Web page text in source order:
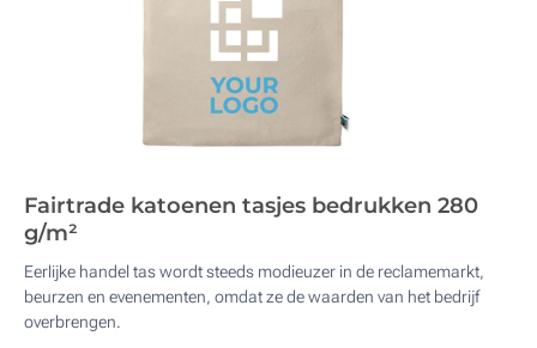
Fairtrade katoenen tasjes bedrukken 280
g/m²
Eerlijke handel tas wordt steeds modieuzer in de reclamemarkt,
beurzen en evenementen, omdat ze de waarden van het bedrijf
overbrengen.